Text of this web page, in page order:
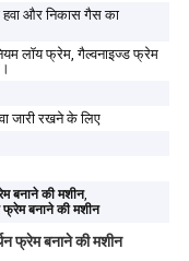
हवा और निकास गैस का
लॉय फ्रेम, गैल्वनाइज्ड फ्रेम
जारी रखने के लिए
बनाने की मशीन,
फ्रेम बनाने की मशीन
फ्रेम बनाने की मशीन